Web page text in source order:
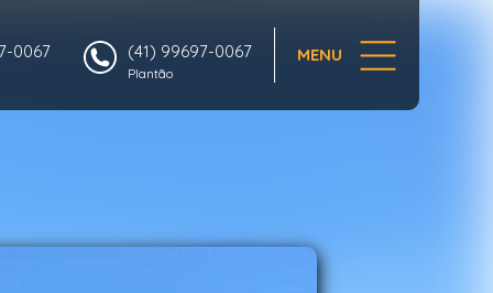
0067 (41) 99697-0067
Plantão
MENU